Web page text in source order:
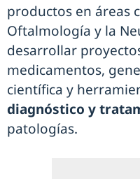
productos en áreas
Oftalmología y la
desarrollar
medicamentos,
científica y
diagnóstico y
patologías.